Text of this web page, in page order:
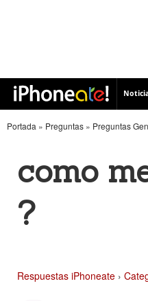
Portada » Preguntas » Preguntas
como
?
Respuestas iPhoneate ›